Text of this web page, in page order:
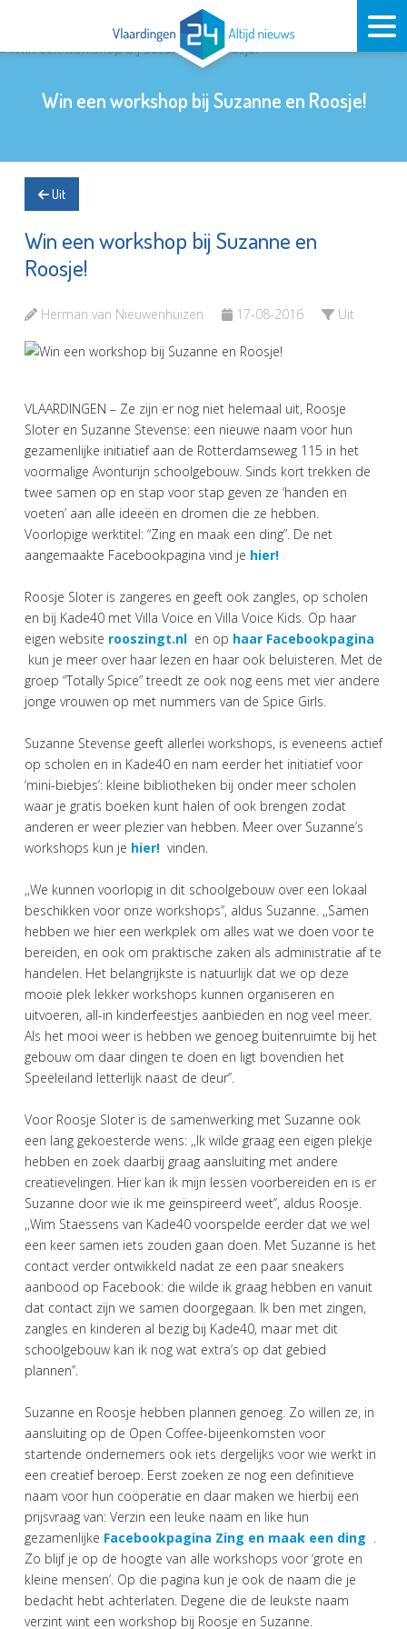
Win een workshop bij Suzanne en Roosje!
Uit
Win een workshop bij Suzanne en
Roosje!
Herman van Nieuwenhuizen 17-08-2016 Uit
VLAARDINGEN – Ze zijn er nog niet helemaal uit, Roosje
Sloter en Suzanne Stevense: een nieuwe naam voor hun
gezamenlijke initiatief aan de Rotterdamseweg 115 in het
voormalige Avonturijn schoolgebouw. Sinds kort trekken de
twee samen op en stap voor stap geven ze ‘handen en
voeten’ aan alle ideeën en dromen die ze hebben.
Voorlopige werktitel: “Zing en maak een ding”. De net
aangemaakte Facebookpagina vind je hier!
Roosje Sloter is zangeres en geeft ook zangles, op scholen
en bij Kade40 met Villa Voice en Villa Voice Kids. Op haar
eigen website rooszingt.nl en op haar Facebookpagina
kun je meer over haar lezen en haar ook beluisteren. Met de
groep “Totally Spice” treedt ze ook nog eens met vier andere
jonge vrouwen op met nummers van de Spice Girls.
Suzanne Stevense geeft allerlei workshops, is eveneens actief
op scholen en in Kade40 en nam eerder het initiatief voor
‘mini-biebjes’: kleine bibliotheken bij onder meer scholen
waar je gratis boeken kunt halen of ook brengen zodat
anderen er weer plezier van hebben. Meer over Suzanne’s
workshops kun je hier! vinden.
,,We kunnen voorlopig in dit schoolgebouw over een lokaal
beschikken voor onze workshops’’, aldus Suzanne. ,,Samen
hebben we hier een werkplek om alles wat we doen voor te
bereiden, en ook om praktische zaken als administratie af te
handelen. Het belangrijkste is natuurlijk dat we op deze
mooie plek lekker workshops kunnen organiseren en
uitvoeren, all-in kinderfeestjes aanbieden en nog veel meer.
Als het mooi weer is hebben we genoeg buitenruimte bij het
gebouw om daar dingen te doen en ligt bovendien het
Speeleiland letterlijk naast de deur’’.
Voor Roosje Sloter is de samenwerking met Suzanne ook
een lang gekoesterde wens: ,,Ik wilde graag een eigen plekje
hebben en zoek daarbij graag aansluiting met andere
creatievelingen. Hier kan ik mijn lessen voorbereiden en is er
Suzanne door wie ik me geïnspireerd weet’’, aldus Roosje.
,,Wim Staessens van Kade40 voorspelde eerder dat we wel
een keer samen iets zouden gaan doen. Met Suzanne is het
contact verder ontwikkeld nadat ze een paar sneakers
aanbood op Facebook: die wilde ik graag hebben en vanuit
dat contact zijn we samen doorgegaan. Ik ben met zingen,
zangles en kinderen al bezig bij Kade40, maar met dit
schoolgebouw kan ik nog wat extra’s op dat gebied
plannen’’.
Suzanne en Roosje hebben plannen genoeg. Zo willen ze, in
aansluiting op de Open Coffee-bijeenkomsten voor
startende ondernemers ook iets dergelijks voor wie werkt in
een creatief beroep. Eerst zoeken ze nog een definitieve
naam voor hun coöperatie en daar maken we hierbij een
prijsvraag van: Verzin een leuke naam en like hun
gezamenlijke Facebookpagina Zing en maak een ding
Zo blijf je op de hoogte van alle workshops voor ‘grote en
kleine mensen’. Op die pagina kun je ook de naam die je
bedacht hebt achterlaten. Degene die de leukste naam
verzint wint een workshop bij Roosje en Suzanne.